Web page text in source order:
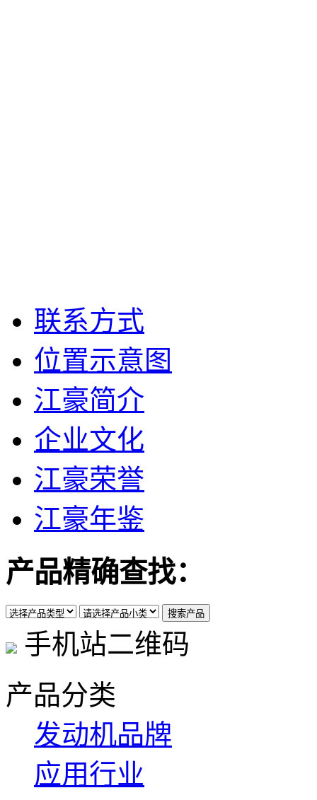
联系方式
位置示意图
江豪简介
企业文化
江豪荣誉
江豪年鉴
产品精确查找：
手机站二维码
产品分类
发动机品牌
应用行业